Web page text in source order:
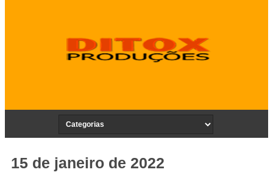
15 de janeiro de 2022